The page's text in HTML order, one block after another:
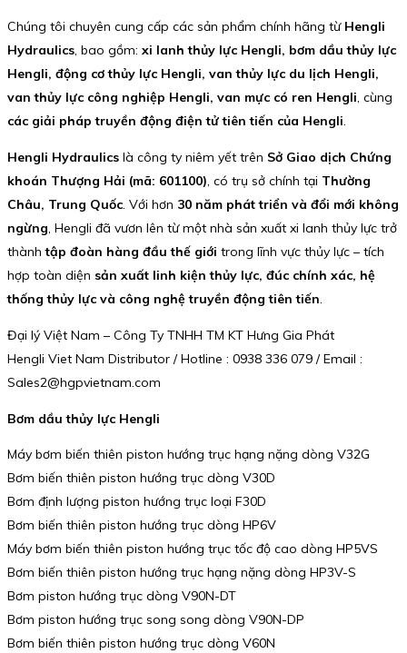
Chúng tôi chuyên cung cấp các sản phẩm chính hãng từ Hengli
Hydraulics, bao gồm: xi lanh thủy lực Hengli, bơm dầu thủy lực
Hengli, động cơ thủy lực Hengli, van thủy lực du lịch Hengli,
van thủy lực công nghiệp Hengli, van mực có ren Hengli, cùng
các giải pháp truyền động điện tử tiên tiến của Hengli.
Hengli Hydraulics là công ty niêm yết trên Sở Giao dịch Chứng
khoán Thượng Hải (mã: 601100), có trụ sở chính tại Thường
Châu, Trung Quốc. Với hơn 30 năm phát triển và đổi mới không
ngừng, Hengli đã vươn lên từ một nhà sản xuất xi lanh thủy lực trở
thànhtập đoàn hàng đầu thế giới trong lĩnh vực thủy lực – tích
hợp toàn diện sản xuất linh kiện thủy lực, đúc chính xác, hệ
thống thủy lực và công nghệ truyền động tiên tiến.
Đại lý Việt Nam – Công Ty TNHH TM KT Hưng Gia Phát
Hengli Viet Nam Distributor / Hotline : 0938 336 079 / Email :
Sales2@hgpvietnam.com
Bơm dầu thủy lực Hengli
Máy bơm biến thiên piston hướng trục hạng nặng dòng V32G
Bơm biến thiên piston hướng trục dòng V30D
Bơm định lượng piston hướng trục loại F30D
Bơm biến thiên piston hướng trục dòng HP6V
Máy bơm biến thiên piston hướng trục tốc độ cao dòng HP5VS
Bơm biến thiên piston hướng trục hạng nặng dòng HP3V-S
Bơm piston hướng trục dòng V90N-DT
Bơm piston hướng trục song song dòng V90N-DP
Bơm biến thiên piston hướng trục dòng V60N